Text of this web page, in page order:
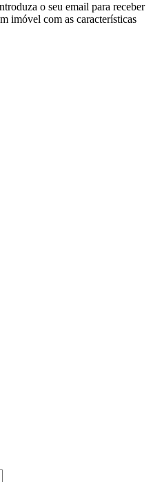
o seu email para receber
imóvel com as características